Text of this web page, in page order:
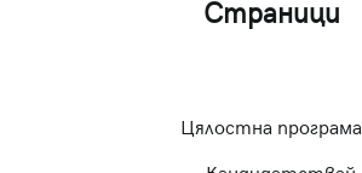
Страници
Цялостна програма